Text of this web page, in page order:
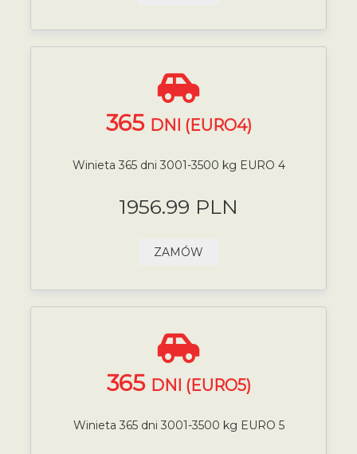
365 DNI (EURO4)
Winieta 365 dni 3001-3500 kg EURO 4
1956.99 PLN
ZAMÓW
365 DNI (EURO5)
Winieta 365 dni 3001-3500 kg EURO 5